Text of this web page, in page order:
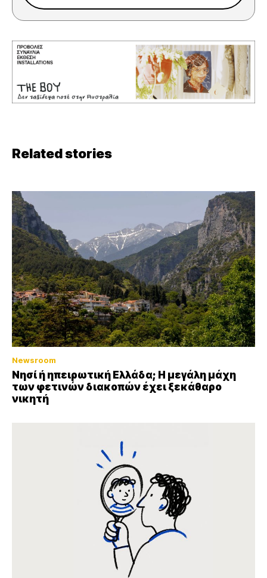
Related stories
Newsroom
Νησί ή ηπειρωτική Ελλάδα; Η μεγάλη μάχη
των φετινών διακοπών έχει ξεκάθαρο
νικητή